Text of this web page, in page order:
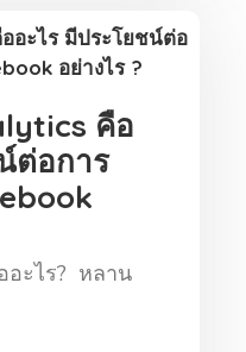
คือ
ต่อการ
อะไร? หลาน